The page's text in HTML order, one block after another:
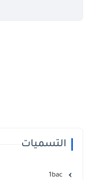
التسميات
1bac